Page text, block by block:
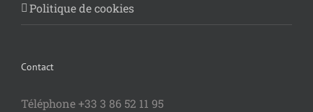
Politique de cookies
Contact
Téléphone +33 3 86 52 11 95